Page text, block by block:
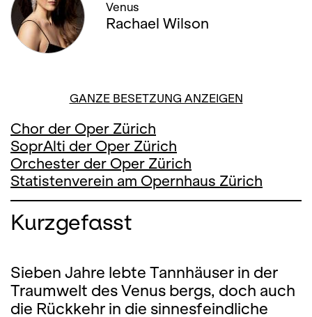
Venus
Rachael Wilson
GANZE BESETZUNG ANZEIGEN
Chor der Oper Zürich
SoprAlti der Oper Zürich
Orchester der Oper Zürich
Statistenverein am Opernhaus Zürich
Kurzgefasst
Sieben Jahre lebte Tannhäuser in der
Traumwelt des Venus bergs, doch auch
die Rückkehr in die sinnesfeindliche